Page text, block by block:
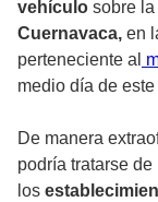
vehículo sobre la
Cuernavaca, en
perteneciente al
medio día de
De manera
podría tratarse de
los